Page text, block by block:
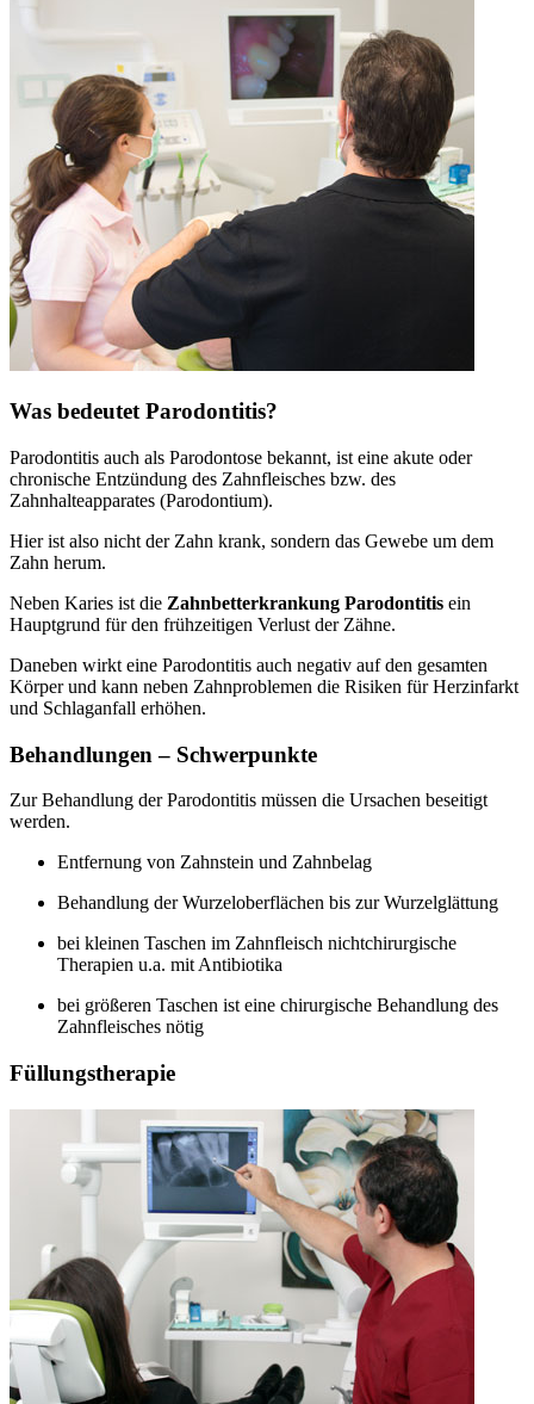
Was bedeutet Parodontitis?
Parodontitis auch als Parodontose bekannt, ist eine akute oder
chronische Entzündung des Zahnfleisches bzw. des
Zahnhalteapparates (Parodontium).
Hier ist also nicht der Zahn krank, sondern das Gewebe um dem
Zahn herum.
Neben Karies ist die Zahnbetterkrankung Parodontitis ein
Hauptgrund für den frühzeitigen Verlust der Zähne.
Daneben wirkt eine Parodontitis auch negativ auf den gesamten
Körper und kann neben Zahnproblemen die Risiken für Herzinfarkt
und Schlaganfall erhöhen.
Behandlungen – Schwerpunkte
Zur Behandlung der Parodontitis müssen die Ursachen beseitigt
werden.
Entfernung von Zahnstein und Zahnbelag
Behandlung der Wurzeloberflächen bis zur Wurzelglättung
bei kleinen Taschen im Zahnfleisch nichtchirurgische
Therapien u.a. mit Antibiotika
bei größeren Taschen ist eine chirurgische Behandlung des
Zahnfleisches nötig
Füllungstherapie